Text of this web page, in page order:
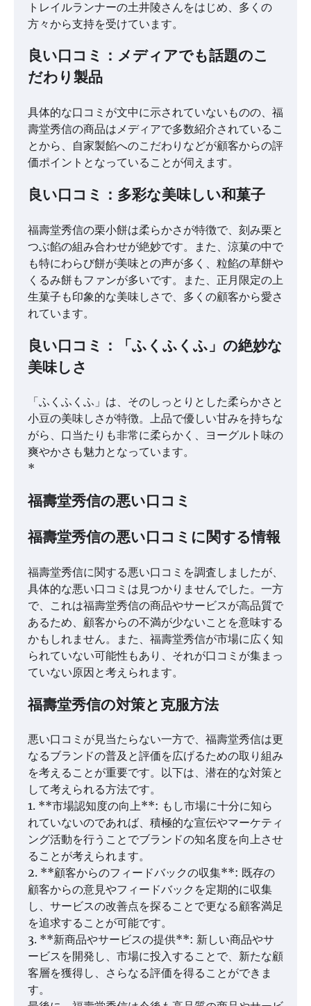
トレイルランナーの土井陵さんをはじめ、多くの
方々から支持を受けています。
良い口コミ：メディアでも話題のこ
だわり製品
具体的な口コミが文中に示されていないものの、福
壽堂秀信の商品はメディアで多数紹介されているこ
とから、自家製餡へのこだわりなどが顧客からの評
価ポイントとなっていることが伺えます。
良い口コミ：多彩な美味しい和菓子
福壽堂秀信の栗小餅は柔らかさが特徴で、刻み栗と
つぶ餡の組み合わせが絶妙です。また、涼菓の中で
も特にわらび餅が美味との声が多く、粒餡の草餅や
くるみ餅もファンが多いです。また、正月限定の上
生菓子も印象的な美味しさで、多くの顧客から愛さ
れています。
良い口コミ：「ふくふくふ」の絶妙な
美味しさ
「ふくふくふ」は、そのしっとりとした柔らかさと
小豆の美味しさが特徴。上品で優しい甘みを持ちな
がら、口当たりも非常に柔らかく、ヨーグルト味の
爽やかさも魅力となっています。
*
福壽堂秀信の悪い口コミ
福壽堂秀信の悪い口コミに関する情報
福壽堂秀信に関する悪い口コミを調査しましたが、
具体的な悪い口コミは見つかりませんでした。一方
で、これは福壽堂秀信の商品やサービスが高品質で
あるため、顧客からの不満が少ないことを意味する
かもしれません。また、福壽堂秀信が市場に広く知
られていない可能性もあり、それが口コミが集まっ
ていない原因と考えられます。
福壽堂秀信の対策と克服方法
悪い口コミが見当たらない一方で、福壽堂秀信は更
なるブランドの普及と評価を広げるための取り組み
を考えることが重要です。以下は、潜在的な対策と
して考えられる方法です。
1. **市場認知度の向上**: もし市場に十分に知ら
れていないのであれば、積極的な宣伝やマーケティ
ング活動を行うことでブランドの知名度を向上させ
ることが考えられます。
2. **顧客からのフィードバックの収集**: 既存の
顧客からの意見やフィードバックを定期的に収集
し、サービスの改善点を探ることで更なる顧客満足
を追求することが可能です。
3. **新商品やサービスの提供**: 新しい商品やサ
ービスを開発し、市場に投入することで、新たな顧
客層を獲得し、さらなる評価を得ることができま
す。